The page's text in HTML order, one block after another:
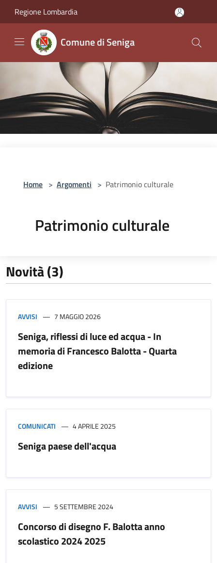
Regione Lombardia
Comune di Seniga
Home > Argomenti > Patrimonio culturale
Patrimonio culturale
Novità (3)
AVVISI 7 MAGGIO 2026
Seniga, riflessi di luce ed acqua - In
memoria di Francesco Balotta - Quarta
edizione
COMUNICATI 4 APRILE 2025
Seniga paese dell'acqua
AVVISI 5 SETTEMBRE 2024
Concorso di disegno F. Balotta anno
scolastico 2024 2025